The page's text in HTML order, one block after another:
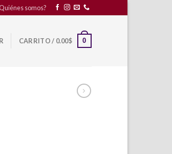
somos?
CARRITO / 0.00$ 0